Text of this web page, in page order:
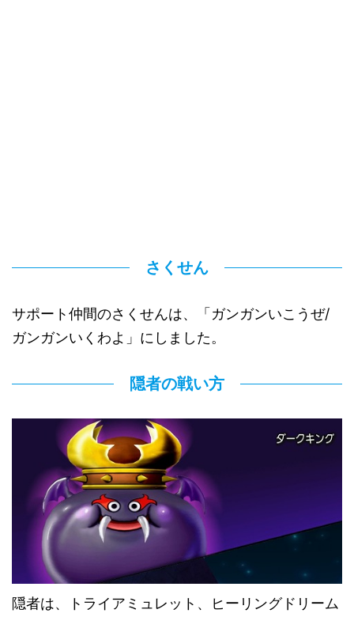
さくせん
サポート仲間のさくせんは、「ガンガンいこうぜ/
ガンガンいくわよ」にしました。
隠者の戦い方
隠者は、トライアミュレット、ヒーリングドリーム